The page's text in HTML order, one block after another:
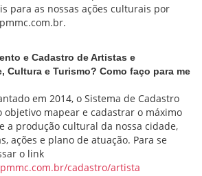
para as nossas ações culturais por
e Cadastro de Artistas e
Cultura e Turismo? Como faço para me
em 2014, o Sistema de Cadastro
objetivo mapear e cadastrar o máximo
a produção cultural da nossa cidade,
ações e plano de atuação. Para se
o link
cadastro/artista